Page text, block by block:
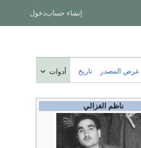
إنشاء حسابدخول
عرض المصدر تاريخ أدوات
ناظم الغزالي